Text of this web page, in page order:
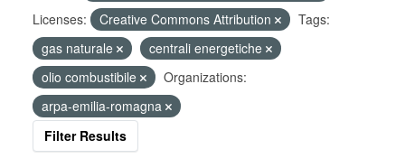
Licenses:
Creative Commons Attribution
Tags:
gas naturale
centrali energetiche
olio combustibile
Organizations:
arpa-emilia-romagna
Filter Results